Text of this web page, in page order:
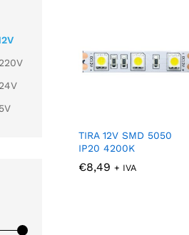
TIRA 12V SMD 5050
IP20 4200K
€8,49 + IVA
€8,49